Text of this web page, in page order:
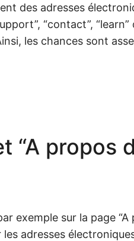
des adresses
“contact”, “learn”
les chances sont
“A propos
exemple sur la page “A
adresses